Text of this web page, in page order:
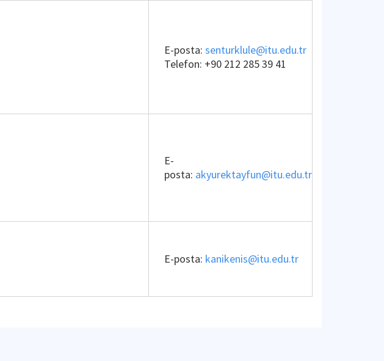
E-posta: senturklule@itu.edu.tr
Telefon: +90 212 285 39 41
E-
posta: akyurektayfun@itu.edu.tr
E-posta: kanikenis@itu.edu.tr